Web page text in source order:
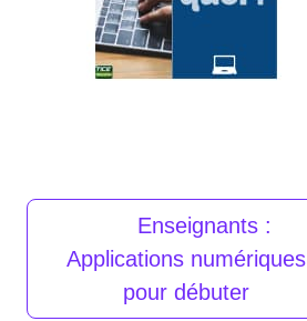
Enseignants :
Applications numériques
pour débuter